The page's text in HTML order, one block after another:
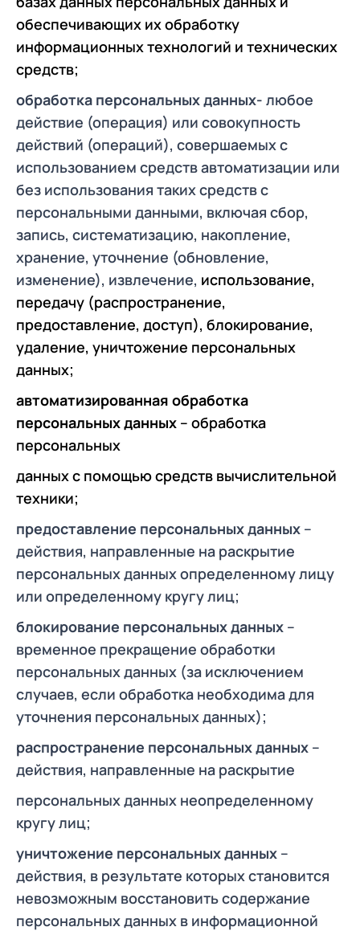
обеспечивающих их обработку
информационных технологий и технических
средств;
обработка персональных данных- любое
действие (операция) или совокупность
действий (операций), совершаемых с
использованием средств автоматизации или
без использования таких средств с
персональными данными, включая сбор,
запись, систематизацию, накопление,
хранение, уточнение (обновление,
изменение), извлечение, использование,
передачу (распространение,
предоставление, доступ), блокирование,
удаление, уничтожение персональных
данных;
автоматизированная обработка
персональных данных – обработка
персональных
данных с помощью средств вычислительной
техники;
предоставление персональных данных –
действия, направленные на раскрытие
персональных данных определенному лицу
или определенному кругу лиц;
блокирование персональных данных –
временное прекращение обработки
персональных данных (за исключением
случаев, если обработка необходима для
уточнения персональных данных);
распространение персональных данных –
действия, направленные на раскрытие
персональных данных неопределенному
кругу лиц;
уничтожение персональных данных –
действия, в результате которых становится
невозможным восстановить содержание
персональных данных в информационной